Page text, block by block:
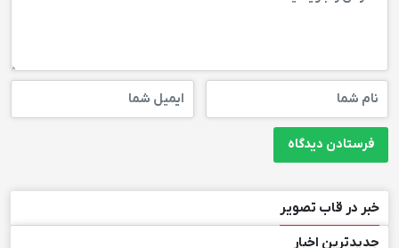
خبر در قاب تصویر
جدیدترین اخبار